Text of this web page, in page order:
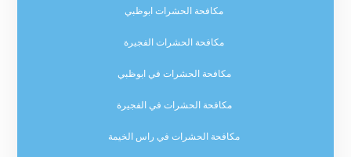
مكافحة الحشرات ابوظبي
مكافحة الحشرات الفجيرة
مكافحة الحشرات في ابوظبي
مكافحة الحشرات في الفجيرة
مكافحة الحشرات في راس الخيمة